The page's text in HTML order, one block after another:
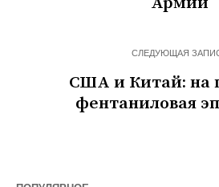
СЛЕДУЮЩАЯ
США и Китай: на
фентаниловая